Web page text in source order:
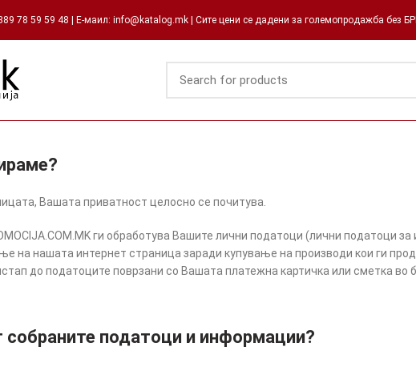
78 59 59 48 | Е-маил: info@katalog.mk | Сите цени се дадени за големопродажба без
Вашата приватност целосно се почитува.
ги обработува Вашите лични податоци (лични податоци
на нашата интернет страница заради купување на производи кои ги
до податоците поврзани со Вашата платежна картичка или сметка во
собраните податоци и информации?